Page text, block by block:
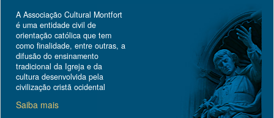
A Associação Cultural Montfort
é uma entidade civil de
orientação católica que tem
como finalidade, entre outras, a
difusão do ensinamento
tradicional da Igreja e da
cultura desenvolvida pela
civilização cristã ocidental
Saiba mais